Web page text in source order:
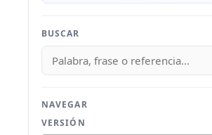
BUSCAR
NAVEGAR
VERSIÓN